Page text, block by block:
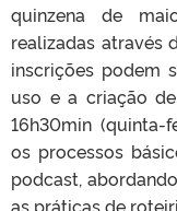
quinzena de
realizadas através
inscrições podem
uso e a criação
16h30min (quinta-
os processos
podcast,
as práticas de